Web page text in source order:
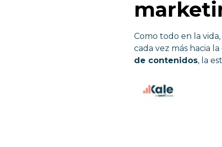
Como todo en la
cada vez más hacia
de contenidos, la